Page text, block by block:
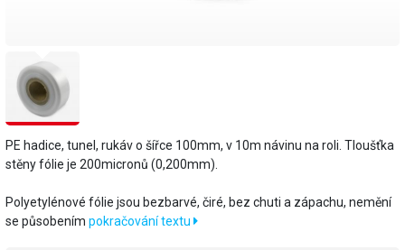
PE hadice, tunel, rukáv o šířce 100mm, v 10m návinu na roli. Tloušťka
stěny fólie je 200micronů (0,200mm).
​Polyetylénové fólie jsou bezbarvé, čiré, bez chuti a zápachu, nemění
se působením pokračování textu